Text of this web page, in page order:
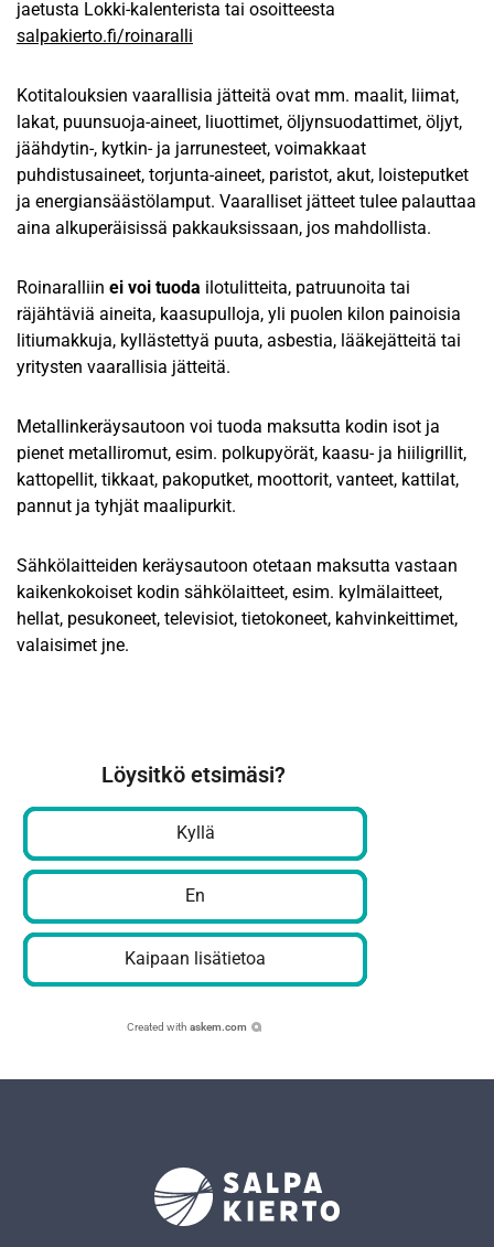
jaetusta Lokki-kalenterista tai osoitteesta
salpakierto.fi/roinaralli
Kotitalouksien vaarallisia jätteitä ovat mm. maalit, liimat,
lakat, puunsuoja-aineet, liuottimet, öljynsuodattimet, öljyt,
jäähdytin-, kytkin- ja jarrunesteet, voimakkaat
puhdistusaineet, torjunta-aineet, paristot, akut, loisteputket
ja energiansäästölamput. Vaaralliset jätteet tulee palauttaa
aina alkuperäisissä pakkauksissaan, jos mahdollista.
Roinaralliin ei voi tuoda ilotulitteita, patruunoita tai
räjähtäviä aineita, kaasupulloja, yli puolen kilon painoisia
litiumakkuja, kyllästettyä puuta, asbestia, lääkejätteitä tai
yritysten vaarallisia jätteitä.
Metallinkeräysautoon voi tuoda maksutta kodin isot ja
pienet metalliromut, esim. polkupyörät, kaasu- ja hiiligrillit,
kattopellit, tikkaat, pakoputket, moottorit, vanteet, kattilat,
pannut ja tyhjät maalipurkit.
Sähkölaitteiden keräysautoon otetaan maksutta vastaan
kaikenkokoiset kodin sähkölaitteet, esim. kylmälaitteet,
hellat, pesukoneet, televisiot, tietokoneet, kahvinkeittimet,
valaisimet jne.
Löysitkö etsimäsi?
Kyllä
En
Kaipaan lisätietoa
Created with askem.com